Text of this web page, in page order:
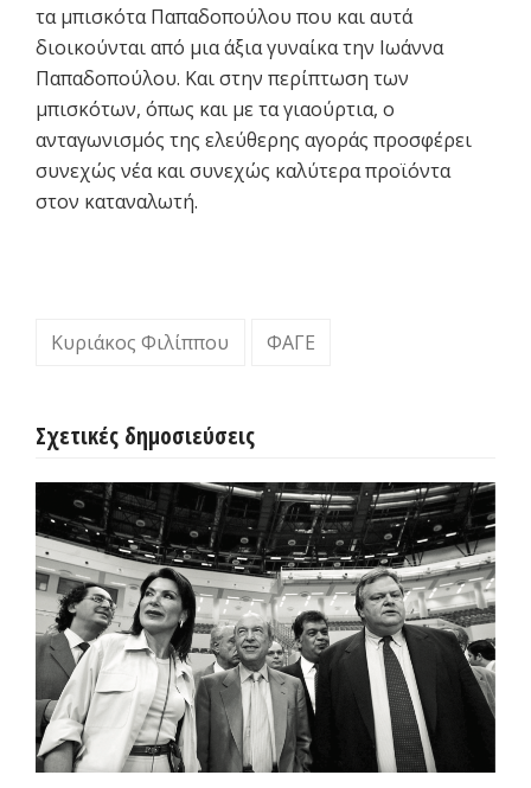
τα μπισκότα Παπαδοπούλου που και αυτά
διοικούνται από μια άξια γυναίκα την Ιωάννα
Παπαδοπούλου. Και στην περίπτωση των
μπισκότων, όπως και με τα γιαούρτια, ο
ανταγωνισμός της ελεύθερης αγοράς προσφέρει
συνεχώς νέα και συνεχώς καλύτερα προϊόντα
στον καταναλωτή.
Κυριάκος Φιλίππου ΦΑΓΕ
Σχετικές δημοσιεύσεις